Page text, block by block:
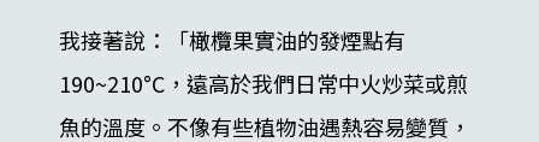
我接著說：「橄欖果實油的發煙點有
190~210°C，遠高於我們日常中火炒菜或煎
魚的溫度。不像有些植物油遇熱容易變質，